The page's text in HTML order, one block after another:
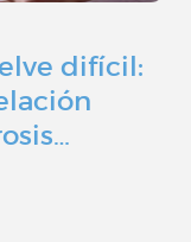
difícil: